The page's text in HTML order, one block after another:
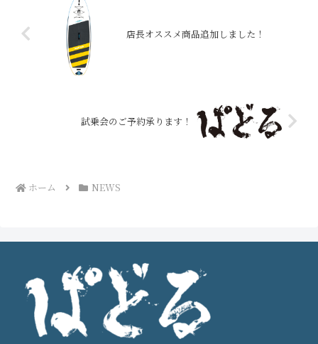
店長オススメ商品追加しました！
試乗会のご予約承ります！
ホーム NEWS